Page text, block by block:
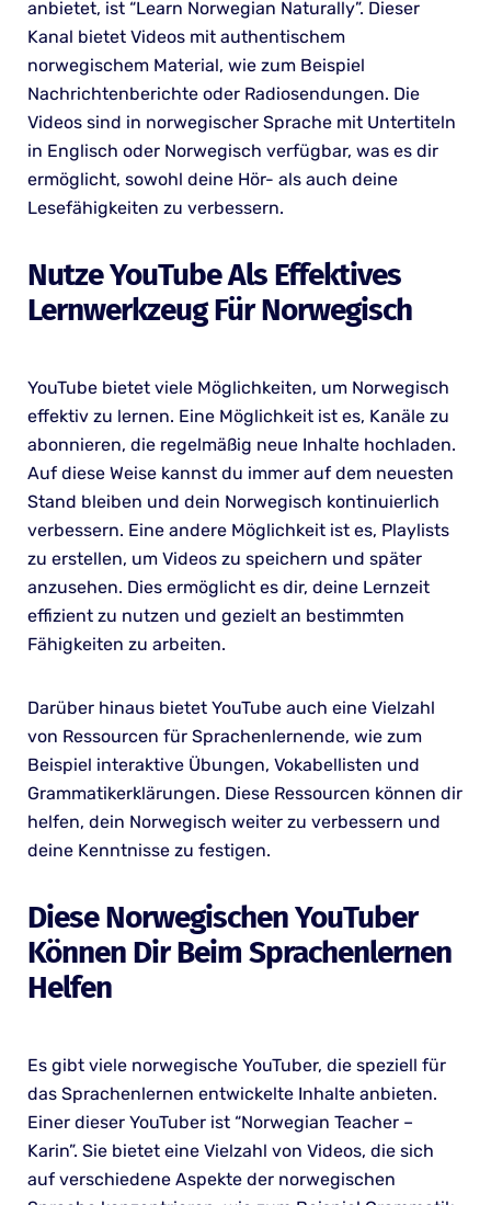
anbietet, ist “Learn Norwegian Naturally”. Dieser
Kanal bietet Videos mit authentischem
norwegischem Material, wie zum Beispiel
Nachrichtenberichte oder Radiosendungen. Die
Videos sind in norwegischer Sprache mit Untertiteln
in Englisch oder Norwegisch verfügbar, was es dir
ermöglicht, sowohl deine Hör- als auch deine
Lesefähigkeiten zu verbessern.
Nutze YouTube Als Effektives
Lernwerkzeug Für Norwegisch
YouTube bietet viele Möglichkeiten, um Norwegisch
effektiv zu lernen. Eine Möglichkeit ist es, Kanäle zu
abonnieren, die regelmäßig neue Inhalte hochladen.
Auf diese Weise kannst du immer auf dem neuesten
Stand bleiben und dein Norwegisch kontinuierlich
verbessern. Eine andere Möglichkeit ist es, Playlists
zu erstellen, um Videos zu speichern und später
anzusehen. Dies ermöglicht es dir, deine Lernzeit
effizient zu nutzen und gezielt an bestimmten
Fähigkeiten zu arbeiten.
Darüber hinaus bietet YouTube auch eine Vielzahl
von Ressourcen für Sprachenlernende, wie zum
Beispiel interaktive Übungen, Vokabellisten und
Grammatikerklärungen. Diese Ressourcen können dir
helfen, dein Norwegisch weiter zu verbessern und
deine Kenntnisse zu festigen.
Diese Norwegischen YouTuber
Können Dir Beim Sprachenlernen
Helfen
Es gibt viele norwegische YouTuber, die speziell für
das Sprachenlernen entwickelte Inhalte anbieten.
Einer dieser YouTuber ist “Norwegian Teacher –
Karin”. Sie bietet eine Vielzahl von Videos, die sich
auf verschiedene Aspekte der norwegischen